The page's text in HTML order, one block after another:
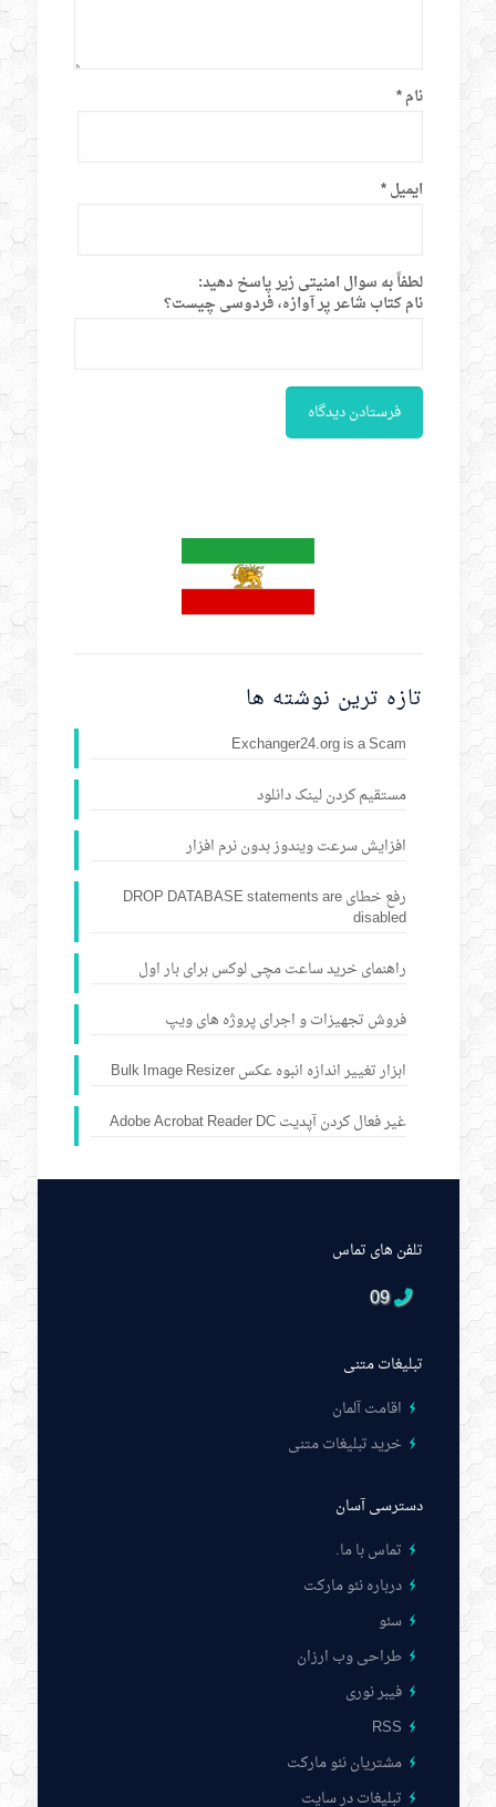
نام*
ایمیل*
لطفاً به سوال امنیتی زیر پاسخ دهید:
نام کتاب شاعر پر آوازه، فردوسی چیست؟
تازه ترین نوشته ها
Exchanger24.org is a Scam
مستقیم کردن لینک دانلود
افزایش سرعت ویندوز بدون نرم افزار
رفع خطای DROP DATABASE statements are
disabled
راهنمای خرید ساعت مچی لوکس برای بار اول
فروش تجهیزات و اجرای پروژه های ویپ
ابزار تغییر اندازه انبوه عکس Bulk Image Resizer
غیر فعال کردن آپدیت Adobe Acrobat Reader DC
تلفن های تماس
09
تبلیغات متنی
اقامت آلمان
خرید تبلیغات متنی
دسترسی آسان
تماس با ما.
درباره نئو مارکت
سئو
طراحی وب ارزان
فیبر نوری
RSS
مشتریان نئو مارکت
تبلیغات در سایت